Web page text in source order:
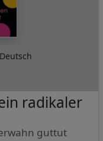
Deutsch
radikaler
guttut